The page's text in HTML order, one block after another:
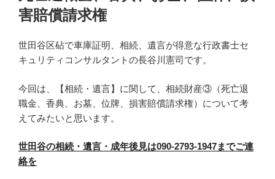
害賠償請求権
世田谷区砧で車庫証明、相続、遺言が得意な行政書士セ
キュリティコンサルタントの長谷川憲司です。
今回は、【相続・遺言】に関して、相続財産③（死亡退
職金、香典、お墓、位牌、損害賠償請求権）について考
えてみたいと思います。
世田谷の相続・遺言・成年後見は090-2793-1947までご連
絡を